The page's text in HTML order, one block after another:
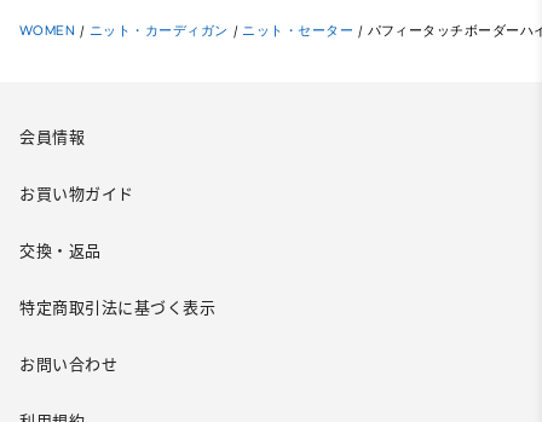
WOMEN / ニット・カーディガン / ニット・セーター / パフィータッチボーダーハ
会員情報
お買い物ガイド
交換・返品
特定商取引法に基づく表示
お問い合わせ